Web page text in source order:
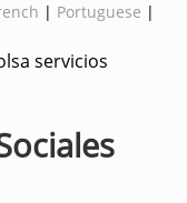
| Portuguese |
servicios